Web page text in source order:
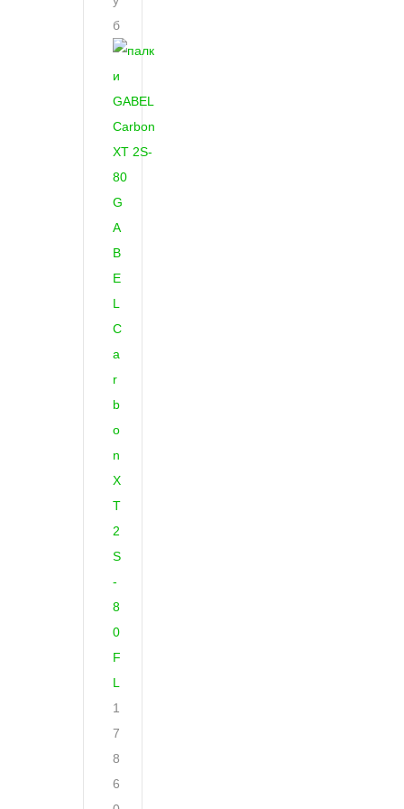
б
G
A
B
E
L
C
a
r
b
o
n
X
T
2
S
-
8
0
F
L
1
7
8
6